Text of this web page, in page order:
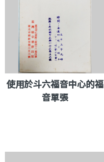
使用於斗六福音中心的福
音單張